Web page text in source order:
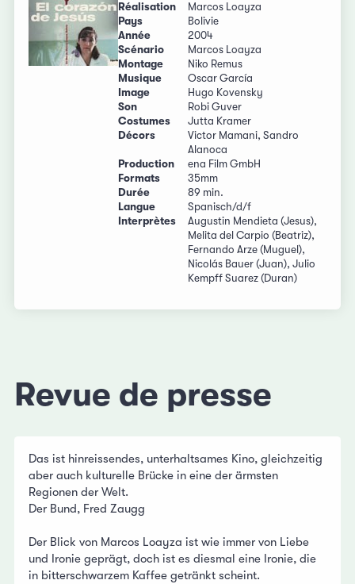
Réalisation
Marcos Loayza
Pays
Bolivie
Année
2004
Scénario
Marcos Loayza
Montage
Niko Remus
Musique
Oscar García
Image
Hugo Kovensky
Son
Robi Guver
Costumes
Jutta Kramer
Décors
Victor Mamani, Sandro
Alanoca
Production
ena Film GmbH
Formats
35mm
Durée
89 min.
Langue
Spanisch/d/f
Interprètes
Augustin Mendieta (Jesus),
Melita del Carpio (Beatriz),
Fernando Arze (Muguel),
Nicolás Bauer (Juan), Julio
Kempff Suarez (Duran)
Revue de presse
Das ist hinreissendes, unterhaltsames Kino, gleichzeitig
aber auch kulturelle Brücke in eine der ärmsten
Regionen der Welt.
Der Bund, Fred Zaugg
Der Blick von Marcos Loayza ist wie immer von Liebe
und Ironie geprägt, doch ist es diesmal eine Ironie, die
in bitterschwarzem Kaffee getränkt scheint.